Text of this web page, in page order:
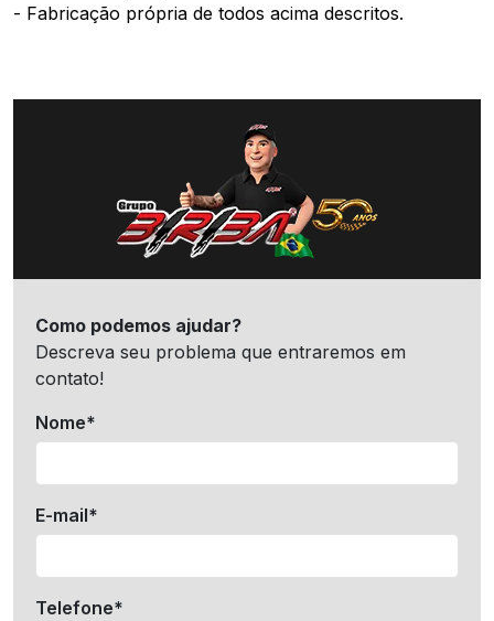
- Fabricação própria de todos acima descritos.
Como podemos ajudar?
Descreva seu problema que entraremos em
contato!
Nome*
E-mail*
Telefone*